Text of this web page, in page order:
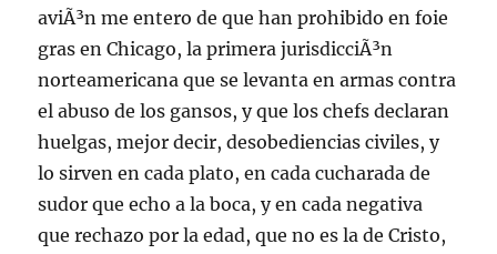
aviÃ³n me entero de que han prohibido en foie
gras en Chicago, la primera jurisdicciÃ³n
norteamericana que se levanta en armas contra
el abuso de los gansos, y que los chefs declaran
huelgas, mejor decir, desobediencias civiles, y
lo sirven en cada plato, en cada cucharada de
sudor que echo a la boca, y en cada negativa
que rechazo por la edad, que no es la de Cristo,